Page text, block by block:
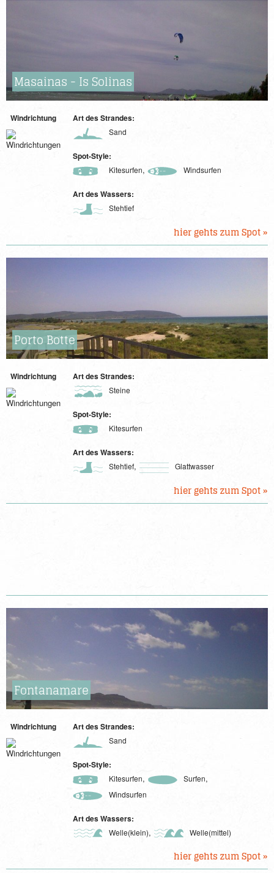
Masainas - Is Solinas
Windrichtung Art des Strandes:
Sand
Spot-Style:
Kitesurfen, Windsurfen
Art des Wassers:
Stehtief
hier gehts zum Spot »
Porto Botte
Windrichtung Art des Strandes:
Steine
Spot-Style:
Kitesurfen
Art des Wassers:
Stehtief, Glattwasser
hier gehts zum Spot »
Fontanamare
Windrichtung Art des Strandes:
Sand
Spot-Style:
Kitesurfen, Surfen,
Windsurfen
Art des Wassers:
Welle(klein), Welle(mittel)
hier gehts zum Spot »